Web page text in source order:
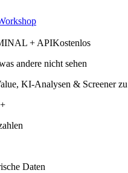
+ APIKostenlos
andere nicht sehen
KI-Analysen & Screener
Daten